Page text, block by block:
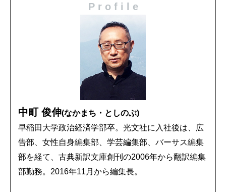
P r o f i l e
中町 俊伸(なかまち・としのぶ)
早稲田大学政治経済学部卒。光文社に入社後は、広
告部、女性自身編集部、学芸編集部、バーサス編集
部を経て、古典新訳文庫創刊の2006年から翻訳編集
部勤務。2016年11月から編集長。